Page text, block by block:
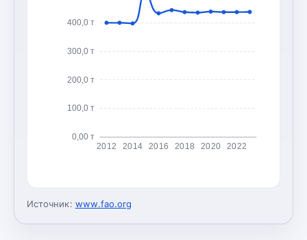
0,00 т
100,0 т
200,0 т
300,0 т
400,0 т
2012 2014 2016 2018 2020 2022
Источник: www.fao.org